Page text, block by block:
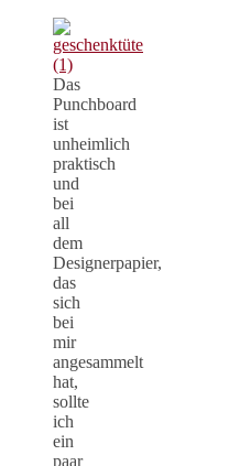
Das
Punchboard
ist
unheimlich
praktisch
und
bei
all
dem
Designerpapier,
das
sich
bei
mir
angesammelt
hat,
sollte
ich
ein
paar